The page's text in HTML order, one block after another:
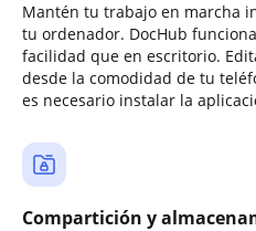
Mantén tu trabajo en marcha
tu ordenador. DocHub
facilidad que en escritorio.
desde la comodidad de tu
es necesario instalar la
Compartición y